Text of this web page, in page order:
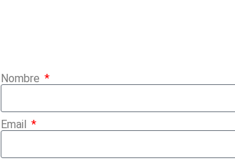
Nombre
Email